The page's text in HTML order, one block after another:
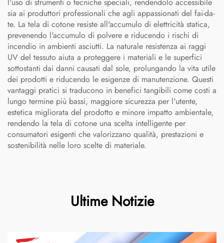
sia ai produttori professionali che agli appassionati del fai-da-
te. La tela di cotone resiste all'accumulo di elettricità statica,
prevenendo l'accumulo di polvere e riducendo i rischi di
incendio in ambienti asciutti. La naturale resistenza ai raggi
UV del tessuto aiuta a proteggere i materiali e le superfici
sottostanti dai danni causati dal sole, prolungando la vita utile
dei prodotti e riducendo le esigenze di manutenzione. Questi
vantaggi pratici si traducono in benefici tangibili come costi a
lungo termine più bassi, maggiore sicurezza per l'utente,
estetica migliorata del prodotto e minore impatto ambientale,
rendendo la tela di cotone una scelta intelligente per
consumatori esigenti che valorizzano qualità, prestazioni e
sostenibilità nelle loro scelte di materiale.
Ultime Notizie